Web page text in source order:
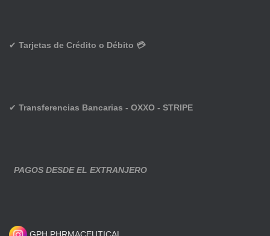
✔ Tarjetas de Crédito o Débito 💳
✔ Transferencias Bancarias - OXXO - STRIPE
PAGOS DESDE EL EXTRANJERO